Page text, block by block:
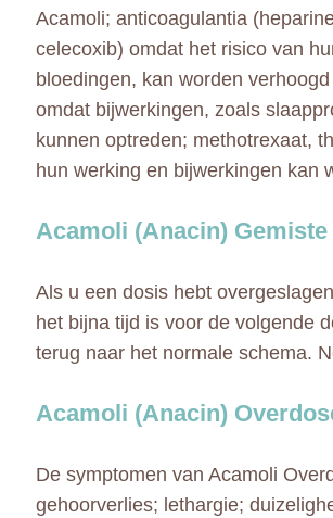
Acamoli; anticoagulantia
celecoxib) omdat het risico van
bloedingen, kan worden
omdat bijwerkingen, zoals
kunnen optreden; methotrexaat,
hun werking en bijwerkingen kan
Acamoli (Anacin)
Als u een dosis hebt
het bijna tijd is voor de volgende
terug naar het normale schema.
Acamoli (Anacin)
De symptomen van Acamoli
gehoorverlies; lethargie;